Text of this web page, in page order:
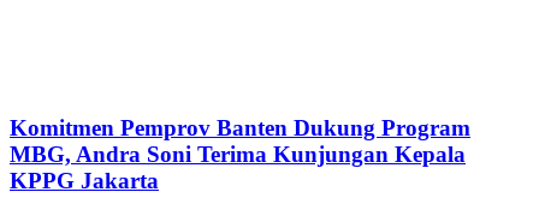
Komitmen Pemprov Banten Dukung Program
MBG, Andra Soni Terima Kunjungan Kepala
KPPG Jakarta